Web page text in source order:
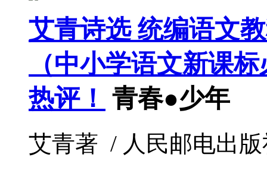
艾青诗选 统编语文
（中小学语文新课
热评！ 青春●少年
艾青著 / 人民邮电出